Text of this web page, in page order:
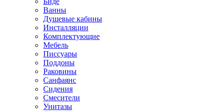
Ванны
Душевые кабины
Инсталляции
Комплектующие
Мебель
Писсуары
Поддоны
Раковины
Санфаянс
Сидения
Смесители
Унитазы